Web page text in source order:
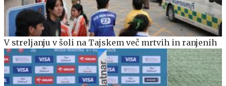
V streljanju v šoli na Tajskem več mrtvih in ranjenih